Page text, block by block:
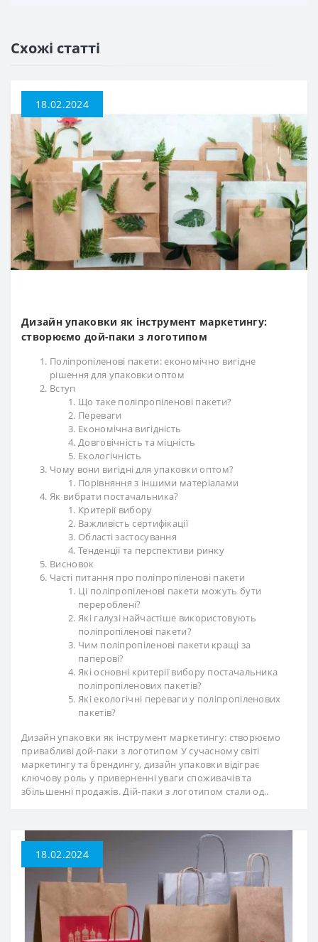
Реторт пакети Дой-Пак
Дой-пак лайм із замком
Дой-пак червоний з замком зип
Дой-пак аквамарин з замком зип
Дой-пак фуксія з зип замком
Схожі статті
18.02.2024
Дизайн упаковки як інструмент маркетингу:
створюємо дой-паки з логотипом
Поліпропіленові пакети: економічно вигідне
рішення для упаковки оптом
Вступ
Що таке поліпропіленові пакети?
Переваги
Економічна вигідність
Довговічність та міцність
Екологічність
Чому вони вигідні для упаковки оптом?
Порівняння з іншими матеріалами
Як вибрати постачальника?
Критерії вибору
Важливість сертифікації
Області застосування
Тенденції та перспективи ринку
Висновок
Часті питання про поліпропіленові пакети
Ці поліпропіленові пакети можуть бути
перероблені?
Які галузі найчастіше використовують
поліпропіленові пакети?
Чим поліпропіленові пакети кращі за
паперові?
Які основні критерії вибору постачальника
поліпропіленових пакетів?
Які екологічні переваги у поліпропіленових
пакетів?
Дизайн упаковки як інструмент маркетингу: створюємо
привабливі дой-паки з логотипом У сучасному світі
маркетингу та брендингу, дизайн упаковки відіграє
ключову роль у приверненні уваги споживачів та
збільшенні продажів. Дій-паки з логотипом стали од..
18.02.2024